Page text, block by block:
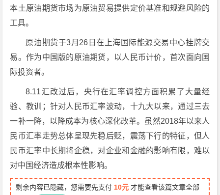
本土原油期货市场为原油贸易提供定价基准和规避风险的
工具。
原油期货于3月26日在上海国际能源交易中心挂牌交
易。作为中国版的原油期货，以人民币计价，首次面向国
际投资者。
8.11汇改过后，央行在汇率调控方面积累了大量经
验、教训；针对人民币汇率波动，十九大以来，通过三去
一补一降，以降成本为核心深化改革。虽然2018年以来人
民币汇率走势总体呈现先稳后贬，震荡下行的特征，但人
民币汇率中长期将企稳，对企业和金融的影响有限，难以
对中国经济造成根本性影响。
剩余内容已隐藏，您需要先支付 10元 才能查看该篇文章全部